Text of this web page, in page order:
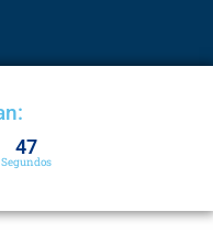
46
Segundos